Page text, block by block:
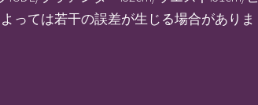
っては若干の誤差が生じる場合がありま